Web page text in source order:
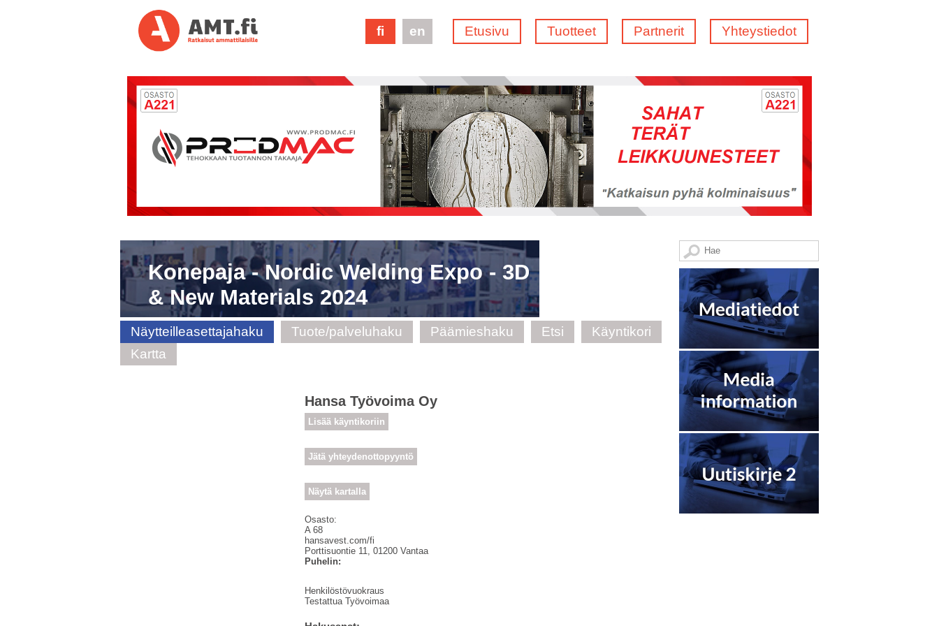
Etusivu Tuotteet Partnerit Yhteystiedot
fi en
Konepaja - Nordic Welding Expo - 3D
& New Materials 2024
Näytteilleasettajahaku Tuote/palveluhaku Päämieshaku Etsi
Käyntikori
Kartta
Hansa Työvoima Oy
Lisää käyntikoriin
Jätä yhteydenottopyyntö
Näytä kartalla
Osasto:
A 68
hansavest.com/fi
Porttisuontie 11
01200 Vantaa
Puhelin:
Henkilöstövuokraus
Testattua Työvoimaa